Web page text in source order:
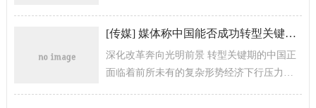
了方向。媒体融合不仅迫在眉睫，而且需...
[传媒] 媒体称中国能否成功转型关键之策释放个体创造力
深化改革奔向光明前景 转型关键期的中国正
面临着前所未有的复杂形势经济下行压力